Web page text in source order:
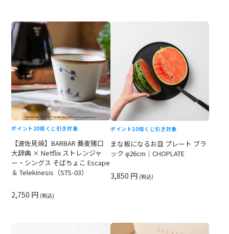
ポイント20倍 くじ引き対象
【波佐見焼】BARBAR 蕎麦猪口
大辞典 × Netflix ストレンジャ
ー・シングス そばちょこ Escape
＆ Telekinesis（STS-03）
2,750 円 (税込)
ポイント20倍 くじ引き対象
まな板になるお皿 プレート ブラ
ック φ26cm｜CHOPLATE
3,850 円 (税込)